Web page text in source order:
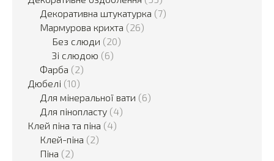
Декоративна штукатурка (7)
Мармурова крихта (26)
Без слюди (20)
Зі слюдою (6)
Фарба (2)
Дюбелі (10)
Для мінеральної вати (6)
Для пінопласту (4)
Клей піна та піна (4)
Клей-піна (2)
Піна (2)